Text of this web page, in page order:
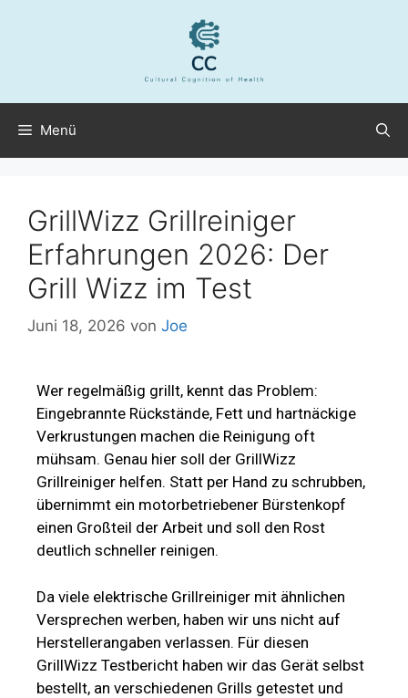
Menü
GrillWizz Grillreiniger
Erfahrungen 2026: Der
Grill Wizz im Test
Juni 18, 2026 von Joe
Wer regelmäßig grillt, kennt das Problem:
Eingebrannte Rückstände, Fett und hartnäckige
Verkrustungen machen die Reinigung oft
mühsam. Genau hier soll der GrillWizz
Grillreiniger helfen. Statt per Hand zu schrubben,
übernimmt ein motorbetriebener Bürstenkopf
einen Großteil der Arbeit und soll den Rost
deutlich schneller reinigen.
Da viele elektrische Grillreiniger mit ähnlichen
Versprechen werben, haben wir uns nicht auf
Herstellerangaben verlassen. Für diesen
GrillWizz Testbericht haben wir das Gerät selbst
bestellt, an verschiedenen Grills getestet und